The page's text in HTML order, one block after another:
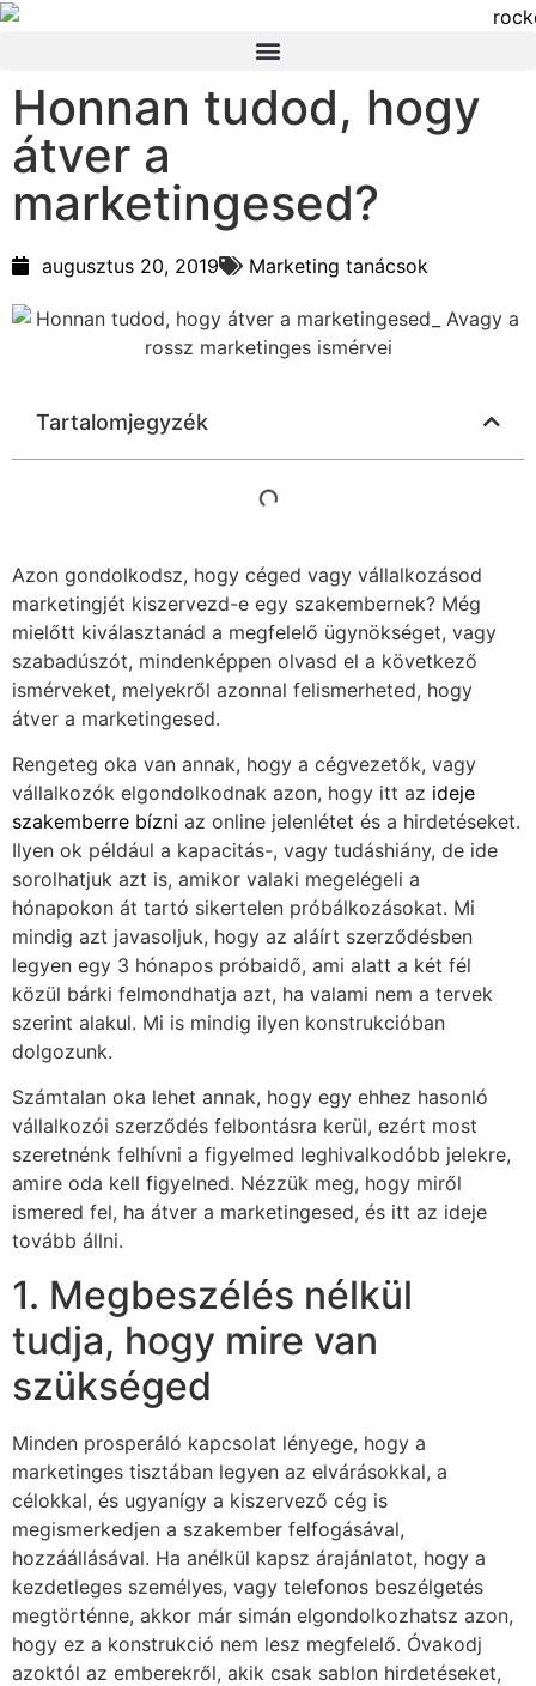
Honnan tudod, hogy
átver a
marketingesed?
augusztus 20, 2019 Marketing tanácsok
Tartalomjegyzék
Azon gondolkodsz, hogy céged vagy vállalkozásod
marketingjét kiszervezd-e egy szakembernek? Még
mielőtt kiválasztanád a megfelelő ügynökséget, vagy
szabadúszót, mindenképpen olvasd el a következő
ismérveket, melyekről azonnal felismerheted, hogy
átver a marketingesed.
Rengeteg oka van annak, hogy a cégvezetők, vagy
vállalkozók elgondolkodnak azon, hogy itt az ideje
szakemberre bízni az online jelenlétet és a hirdetéseket.
Ilyen ok például a kapacitás-, vagy tudáshiány, de ide
sorolhatjuk azt is, amikor valaki megelégeli a
hónapokon át tartó sikertelen próbálkozásokat. Mi
mindig azt javasoljuk, hogy az aláírt szerződésben
legyen egy 3 hónapos próbaidő, ami alatt a két fél
közül bárki felmondhatja azt, ha valami nem a tervek
szerint alakul. Mi is mindig ilyen konstrukcióban
dolgozunk.
Számtalan oka lehet annak, hogy egy ehhez hasonló
vállalkozói szerződés felbontásra kerül, ezért most
szeretnénk felhívni a figyelmed leghivalkodóbb jelekre,
amire oda kell figyelned. Nézzük meg, hogy miről
ismered fel, ha átver a marketingesed, és itt az ideje
tovább állni.
1. Megbeszélés nélkül
tudja, hogy mire van
szükséged
Minden prosperáló kapcsolat lényege, hogy a
marketinges tisztában legyen az elvárásokkal, a
célokkal, és ugyanígy a kiszervező cég is
megismerkedjen a szakember felfogásával,
hozzáállásával. Ha anélkül kapsz árajánlatot, hogy a
kezdetleges személyes, vagy telefonos beszélgetés
megtörténne, akkor már simán elgondolkozhatsz azon,
hogy ez a konstrukció nem lesz megfelelő. Óvakodj
azoktól az emberekről, akik csak sablon hirdetéseket,